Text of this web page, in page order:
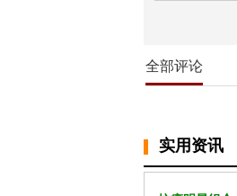
全部评论
实用资讯